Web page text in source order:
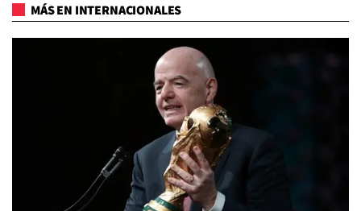
MÁS EN INTERNACIONALES